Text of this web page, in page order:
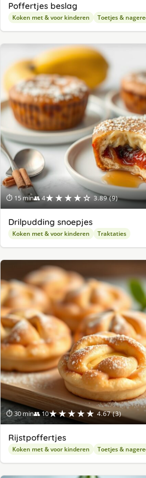
Poffertjes beslag
Koken met & voor kinderen Toetjes &
⏱ 15 min👥 4★★★★☆ 3.89 (9)
Drilpudding snoepjes
Koken met & voor kinderen Traktaties
⏱ 30 min👥 10★★★★★ 4.67 (3)
Rijstpoffertjes
Koken met & voor kinderen Toetjes &